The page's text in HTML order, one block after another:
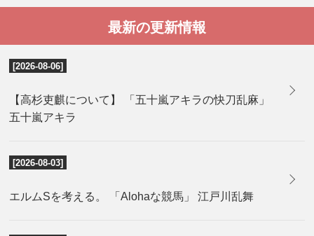
最新の更新情報
[2026-08-06]
【高杉吏麒について】 「五十嵐アキラの快刀乱麻」
五十嵐アキラ
[2026-08-03]
エルムSを考える。 「Alohaな競馬」 江戸川乱舞